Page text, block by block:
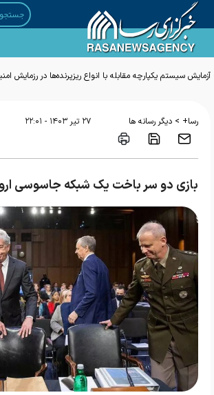
آزمایش سیستم یکپارچه مقابله با انواع ریزپرنده‌ها در رزمایش
رسا+ > دیگر رسانه ها ۲۷ تير ۱۴۰۳ - ۲۲:۰۱
بازی دو سر باخت یک شبکه جاسوسی